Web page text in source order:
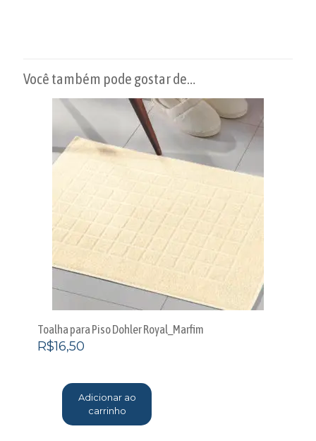
Você também pode gostar de…
Toalha para Piso Dohler Royal_Marfim
R$16,50
Adicionar ao
carrinho